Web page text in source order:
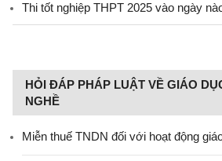
Thi tốt nghiệp THPT 2025 vào ngày
HỎI ĐÁP PHÁP LUẬT VỀ GIÁO
NGHỀ
Miễn thuế TNDN đối với hoạt động